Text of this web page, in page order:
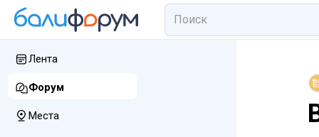
Лента
Форум
Места